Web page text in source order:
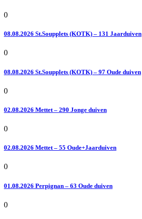
0
08.08.2026 St.Soupplets (KOTK) – 131 Jaarduiven
0
08.08.2026 St.Soupplets (KOTK) – 97 Oude duiven
0
02.08.2026 Mettet – 290 Jonge duiven
0
02.08.2026 Mettet – 55 Oude+Jaarduiven
0
01.08.2026 Perpignan – 63 Oude duiven
0